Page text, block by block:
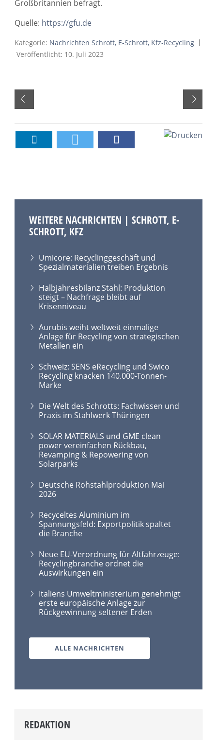
Großbritannien befragt.
Quelle: https://gfu.de
Kategorie: Nachrichten Schrott, E-Schrott, Kfz-Recycling
Veröffentlicht: 10. Juli 2023
WEITERE NACHRICHTEN | SCHROTT, E-
SCHROTT, KFZ
Umicore: Recyclinggeschäft und
Spezialmaterialien treiben Ergebnis
Halbjahresbilanz Stahl: Produktion
steigt – Nachfrage bleibt auf
Krisenniveau
Aurubis weiht weltweit einmalige
Anlage für Recycling von strategischen
Metallen ein
Schweiz: SENS eRecycling und Swico
Recycling knacken 140.000-Tonnen-
Marke
Die Welt des Schrotts: Fachwissen und
Praxis im Stahlwerk Thüringen
SOLAR MATERIALS und GME clean
power vereinfachen Rückbau,
Revamping & Repowering von
Solarparks
Deutsche Rohstahlproduktion Mai
2026
Recyceltes Aluminium im
Spannungsfeld: Exportpolitik spaltet
die Branche
Neue EU-Verordnung für Altfahrzeuge:
Recyclingbranche ordnet die
Auswirkungen ein
Italiens Umweltministerium genehmigt
erste europäische Anlage zur
Rückgewinnung seltener Erden
ALLE NACHRICHTEN
REDAKTION